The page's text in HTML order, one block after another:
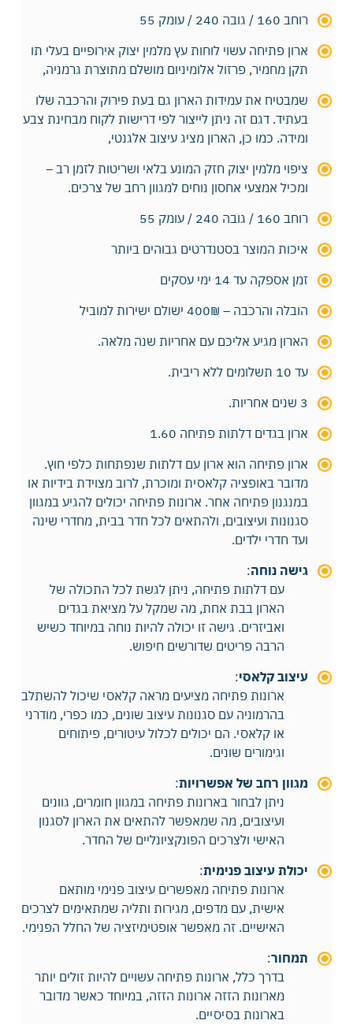
רוחב 160 / גובה 240 / עומק 55
ארון פתיחה עשוי לוחות עץ מלמין יצוק אירופיים בעלי תו
תקן מחמיר, פרזול אלומיניום מושלם מתוצרת גרמניה,
שמבטיח את עמידות הארון גם בעת פירוק והרכבה שלו
בעתיד. דגם זה ניתן לייצור לפי דרישות לקוח מבחינת צבע
ומידה. כמו כן, הארון מציג עיצוב אלגנטי,
ציפוי מלמין יצוק חזק המונע בלאי ושריטות לזמן רב –
ומכיל אמצעי אחסון נוחים למגוון רחב של צרכים.
רוחב 160 / גובה 240 / עומק 55
איכות המוצר בסטנדרטים גבוהים ביותר
זמן אספקה עד 14 ימי עסקים
הובלה והרכבה – 400₪ ישולם ישירות למוביל
הארון מגיע אליכם עם אחריות שנה מלאה.
עד 10 תשלומים ללא ריבית.
3 שנים אחריות.
ארון בגדים דלתות פתיחה 1.60
ארון פתיחה הוא ארון עם דלתות שנפתחות כלפי חוץ.
מדובר באופציה קלאסית ומוכרת, לרוב מצוידת בידיות או
במנגנון פתיחה אחר. ארונות פתיחה יכולים להגיע במגוון
סגנונות ועיצובים, ולהתאים לכל חדר בבית, מחדרי שינה
ועד חדרי ילדים.
גישה נוחה:
עם דלתות פתיחה, ניתן לגשת לכל התכולה של
הארון בבת אחת, מה שמקל על מציאת בגדים
ואביזרים. גישה זו יכולה להיות נוחה במיוחד כשיש
הרבה פריטים שדורשים חיפוש.
עיצוב קלאסי:
ארונות פתיחה מציעים מראה קלאסי שיכול להשתלב
בהרמוניה עם סגנונות עיצוב שונים, כמו כפרי, מודרני
או קלאסי. הם יכולים לכלול עיטורים, פיתוחים
וגימורים שונים.
מגוון רחב של אפשרויות:
ניתן לבחור בארונות פתיחה במגוון חומרים, גוונים
ועיצובים, מה שמאפשר להתאים את הארון לסגנון
האישי ולצרכים הפונקציונליים של החדר.
יכולת עיצוב פנימית:
ארונות פתיחה מאפשרים עיצוב פנימי מותאם
אישית, עם מדפים, מגירות ותליה שמתאימים לצרכים
האישיים. זה מאפשר אופטימיזציה של החלל הפנימי.
תמחור:
בדרך כלל, ארונות פתיחה עשויים להיות זולים יותר
מארונות הזזה ארונות הזזה, במיוחד כאשר מדובר
בארונות בסיסיים.